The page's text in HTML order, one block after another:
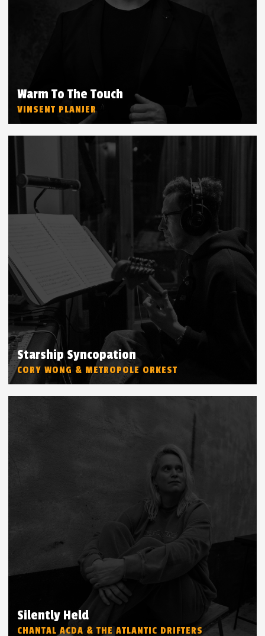
Warm To The Touch
VINSENT PLANJER
Starship Syncopation
CORY WONG & METROPOLE ORKEST
Silently Held
CHANTAL ACDA & THE ATLANTIC DRIFTERS